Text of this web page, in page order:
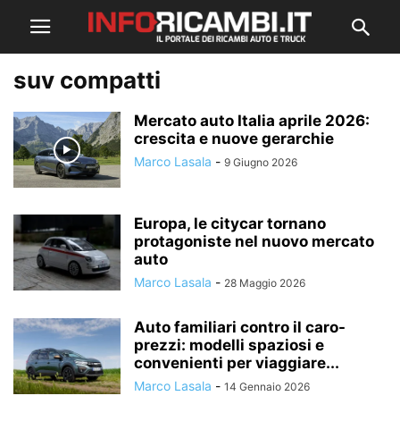
suv compatti
Mercato auto Italia aprile 2026:
crescita e nuove gerarchie
Marco Lasala - 9 Giugno 2026
Europa, le citycar tornano
protagoniste nel nuovo mercato
auto
Marco Lasala - 28 Maggio 2026
Auto familiari contro il caro-
prezzi: modelli spaziosi e
convenienti per viaggiare...
Marco Lasala - 14 Gennaio 2026